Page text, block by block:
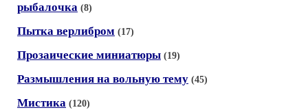
рыбалочка (8)
Пытка верлибром (17)
Прозаические миниатюры (19)
Размышления на вольную тему (45)
Мистика (120)